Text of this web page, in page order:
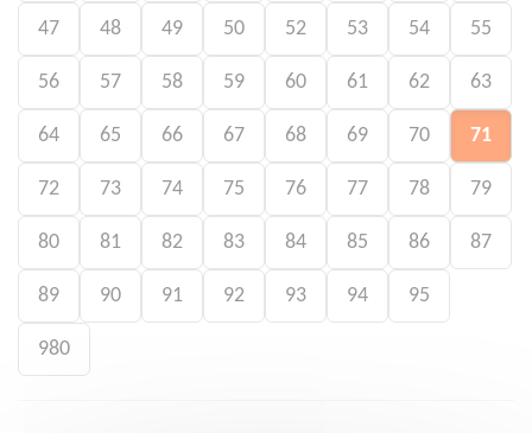
47 48 49 50 52 53 54 55
56 57 58 59 60 61 62 63
64 65 66 67 68 69 70 71
72 73 74 75 76 77 78 79
80 81 82 83 84 85 86 87
89 90 91 92 93 94 95
980